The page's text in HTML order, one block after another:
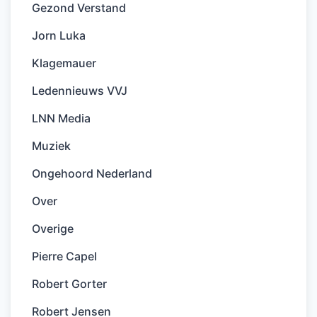
Gezond Verstand
Jorn Luka
Klagemauer
Ledennieuws VVJ
LNN Media
Muziek
Ongehoord Nederland
Over
Overige
Pierre Capel
Robert Gorter
Robert Jensen